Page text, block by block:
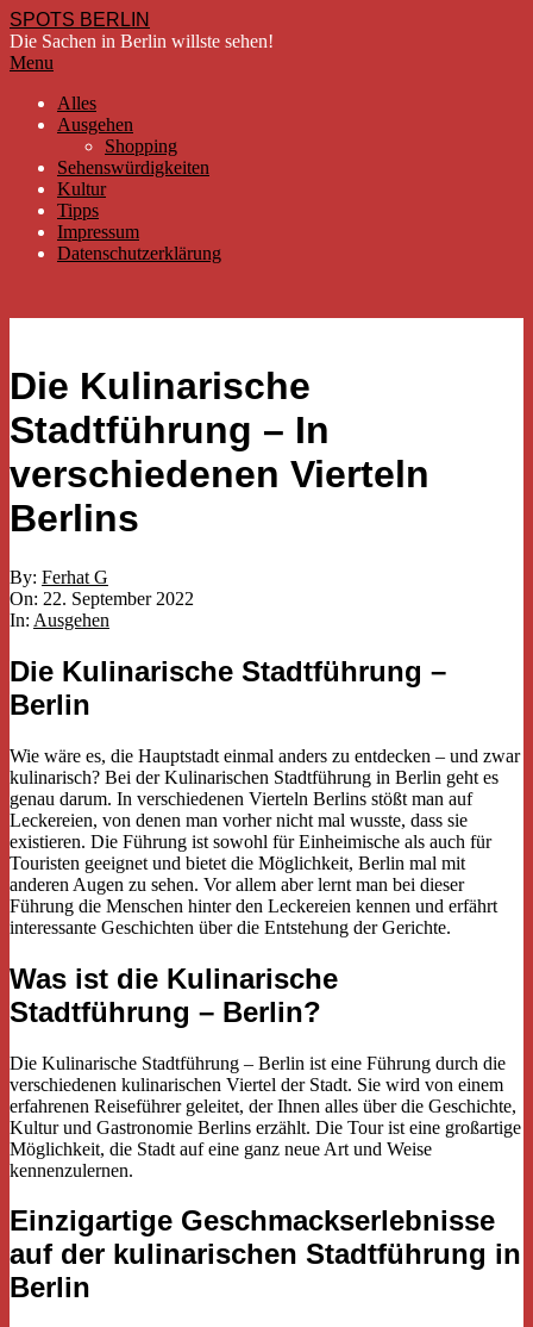
Skip
to
content
SPOTS BERLIN
Die Sachen in Berlin willste sehen!
Secondary
Menu
Menu
Alles
Ausgehen
Shopping
Sehenswürdigkeiten
Kultur
Tipps
Impressum
Datenschutzerklärung
Die Kulinarische
Stadtführung – In
verschiedenen Vierteln
Berlins
By: Ferhat G
On: 22. September 2022
In: Ausgehen
Die Kulinarische Stadtführung –
Berlin
Wie wäre es, die Hauptstadt einmal anders zu entdecken – und zwar
kulinarisch? Bei der Kulinarischen Stadtführung in Berlin geht es
genau darum. In verschiedenen Vierteln Berlins stößt man auf
Leckereien, von denen man vorher nicht mal wusste, dass sie
existieren. Die Führung ist sowohl für Einheimische als auch für
Touristen geeignet und bietet die Möglichkeit, Berlin mal mit
anderen Augen zu sehen. Vor allem aber lernt man bei dieser
Führung die Menschen hinter den Leckereien kennen und erfährt
interessante Geschichten über die Entstehung der Gerichte.
Was ist die Kulinarische
Stadtführung – Berlin?
Die Kulinarische Stadtführung – Berlin ist eine Führung durch die
verschiedenen kulinarischen Viertel der Stadt. Sie wird von einem
erfahrenen Reiseführer geleitet, der Ihnen alles über die Geschichte,
Kultur und Gastronomie Berlins erzählt. Die Tour ist eine großartige
Möglichkeit, die Stadt auf eine ganz neue Art und Weise
kennenzulernen.
Einzigartige Geschmackserlebnisse
auf der kulinarischen Stadtführung in
Berlin